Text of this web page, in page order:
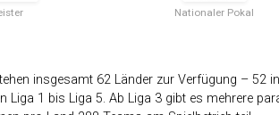
Nationaler Pokal
insgesamt 62 Länder zur Verfügung – 52
Liga 1 bis Liga 5. Ab Liga 3 gibt es mehrere